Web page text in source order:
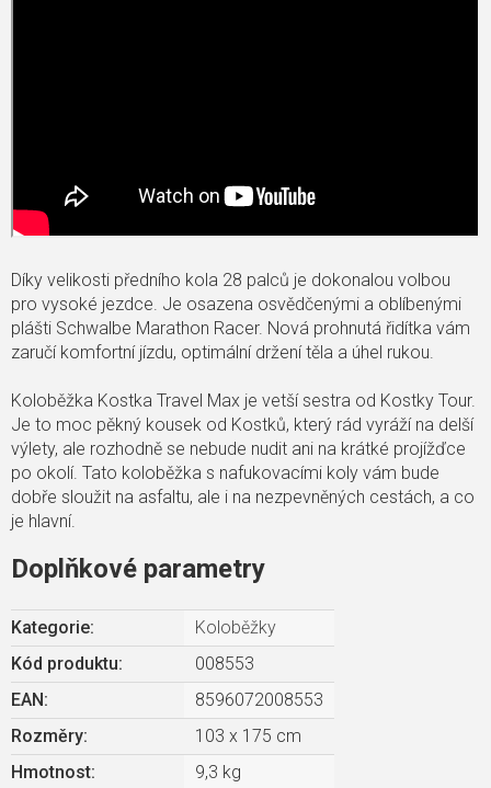
Díky velikosti předního kola 28 palců je dokonalou volbou
pro vysoké jezdce. Je osazena osvědčenými a oblíbenými
plášti Schwalbe Marathon Racer. Nová prohnutá řidítka vám
zaručí komfortní jízdu, optimální držení těla a úhel rukou.
Koloběžka Kostka Travel Max je vetší sestra od Kostky Tour.
Je to moc pěkný kousek od Kostků, který rád vyráží na delší
výlety, ale rozhodně se nebude nudit ani na krátké projížďce
po okolí. Tato koloběžka s nafukovacími koly vám bude
dobře sloužit na asfaltu, ale i na nezpevněných cestách, a co
je hlavní.
Doplňkové parametry
Kategorie:
Koloběžky
Kód produktu:
008553
EAN :
8596072008553
Rozměry:
103 x 175 cm
Hmotnost: 9,3 kg